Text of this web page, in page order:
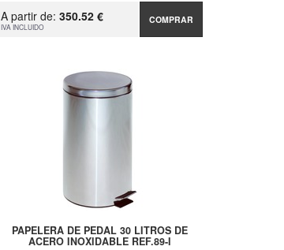
A partir de:350.52 €
IVA INCLUIDO
COMPRAR
PAPELERA DE PEDAL 30 LITROS DE
ACERO INOXIDABLE REF.89-I